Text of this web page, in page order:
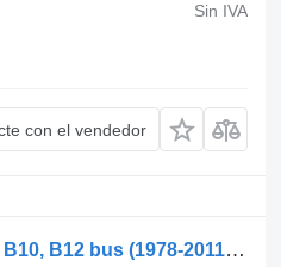
Sin IVA
con el vendedor
Volvo B9 (01.02-) 0385700 40276600 pistón para Volvo B6, B7, B9, B10, B12 bus (1978-2011) autobús